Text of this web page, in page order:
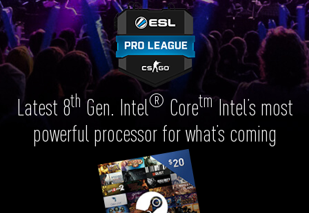
Latest 8th Gen. Intel® CoretmIntel’s most
powerful processor for what’s coming